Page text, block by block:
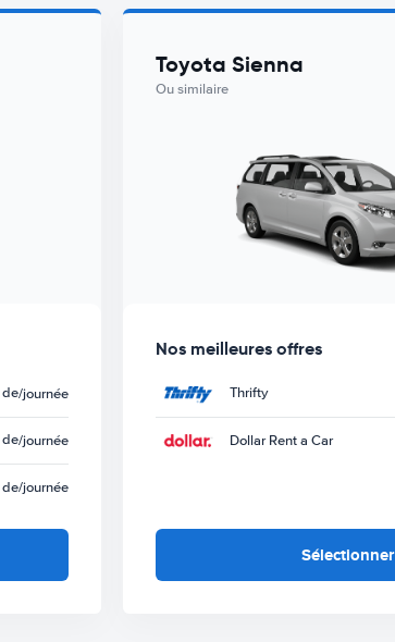
de/journée
de/journée
de/journée
Toyota Sienna
Ou similaire
Nos meilleures offres
Thrifty
Dollar Rent a Car
Sélectionner